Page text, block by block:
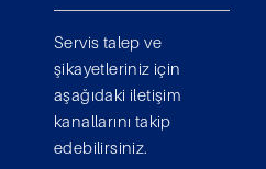
Servis talep ve
şikayetleriniz için
aşağıdaki iletişim
kanallarını takip
edebilirsiniz.